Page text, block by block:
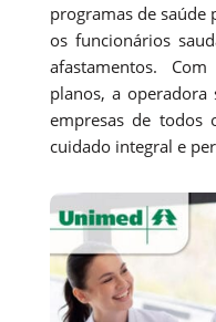
programas de
os funcionários
afastamentos.
planos, a operadora
empresas de todos
cuidado integral e